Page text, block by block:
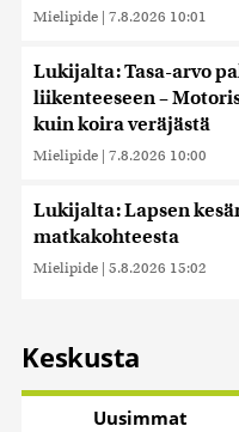
Mielipide | 7.8.2026 10:01
Lukijalta: Tasa-arvo
liikenteeseen –
kuin koira veräjästä
Mielipide | 7.8.2026 10:00
Lukijalta: Lapsen
matkakohteesta
Mielipide | 5.8.2026 15:02
Keskusta
Uusimmat